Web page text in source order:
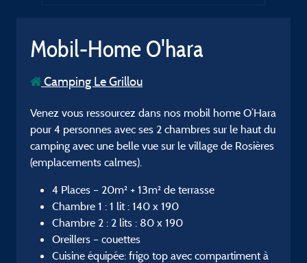
Mobil-Home O'hara
Camping Le Grillou
Venez vous ressourcez dans nos mobil home O’Hara
pour 4 personnes avec ses 2 chambres sur le haut du
camping avec une belle vue sur le village de Rosières
(emplacements calmes).
4 Places – 20m² + 13m² de terrasse
Chambre 1 : 1 lit : 140 x 190
Chambre 2 : 2 lits : 80 x 190
Oreillers – couettes
Cuisine équipée: frigo top avec compartiment à